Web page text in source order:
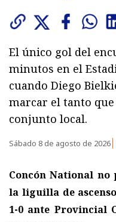
El único gol del
minutos en el
cuando Diego
marcar el tanto
conjunto local.
Sábado 8 de agosto de 2026
Concón National no
la liguilla de
1-0 ante Provincial